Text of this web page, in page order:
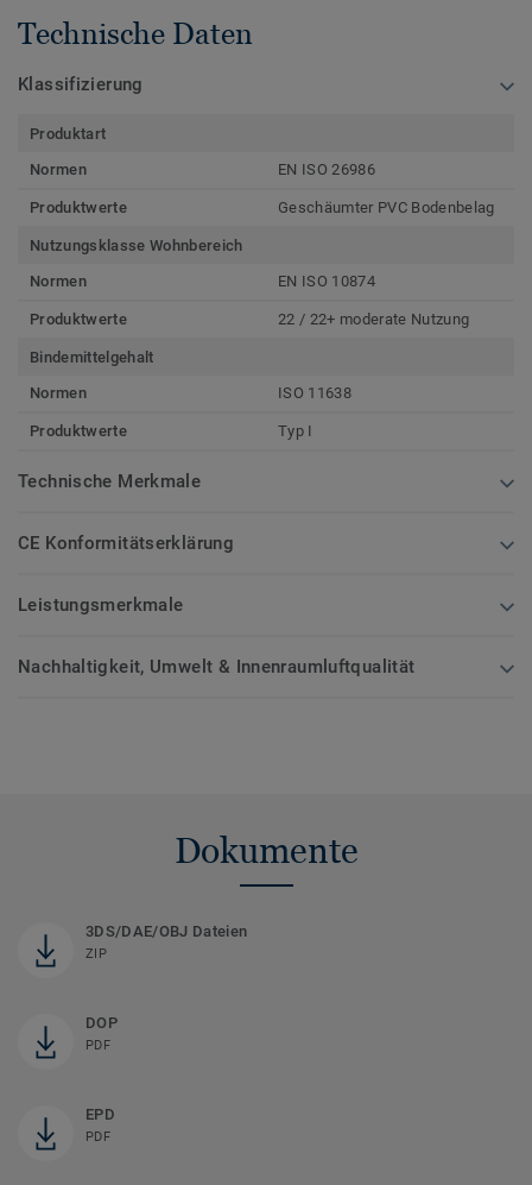
Technische Daten
Klassifizierung
Produktart
Normen
EN ISO 26986
Produktwerte Geschäumter PVC Bodenbelag
Nutzungsklasse Wohnbereich
Normen
EN ISO 10874
Produktwerte 22 / 22+ moderate Nutzung
Bindemittelgehalt
Normen
ISO 11638
Produktwerte Typ I
Technische Merkmale
CE Konformitätserklärung
Leistungsmerkmale
Nachhaltigkeit, Umwelt & Innenraumluftqualität
Dokumente
3DS/DAE/OBJ Dateien
ZIP
DOP
PDF
EPD
PDF